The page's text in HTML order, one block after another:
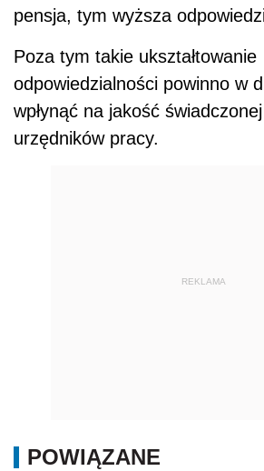
pensja, tym wyższa
Poza tym takie ukształtowanie
odpowiedzialności powinno w
wpłynąć na jakość
urzędników pracy.
REKLAMA
POWIĄZANE